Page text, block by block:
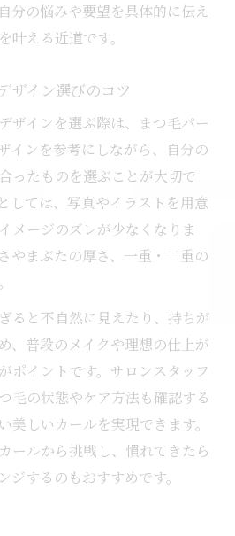
分の悩みや要望を具体的に伝え
叶える近道です。
ザイン選びのコツ
ザインを選ぶ際は、まつ毛パー
インを参考にしながら、自分の
ったものを選ぶことが大切で
しては、写真やイラストを用意
メージのズレが少なくなりま
やまぶたの厚さ、一重・二重の
ると不自然に見えたり、持ちが
、普段のメイクや理想の仕上が
ポイントです。サロンスタッフ
毛の状態やケア方法も確認する
美しいカールを実現できます。
ールから挑戦し、慣れてきたら
ジするのもおすすめです。